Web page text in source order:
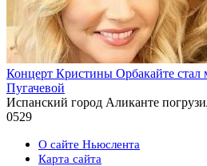
Концерт Кристины Орбакайте стал
Пугачевой
Испанский город Аликанте
0529
О сайте Ньюслента
Карта сайта